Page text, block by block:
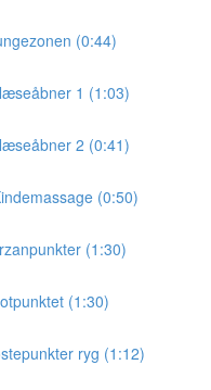
(0:44)
1 (1:03)
2 (0:41)
(0:50)
(1:30)
(1:30)
ryg (1:12)